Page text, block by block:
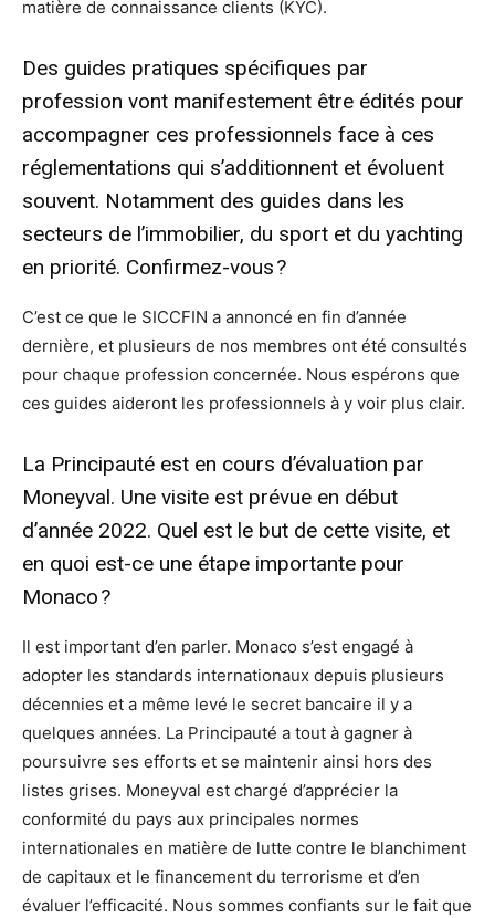
matière de connaissance clients (KYC).
Des guides pratiques spécifiques par
profession vont manifestement être édités pour
accompagner ces professionnels face à ces
réglementations qui s’additionnent et évoluent
souvent. Notamment des guides dans les
secteurs de l’immobilier, du sport et du yachting
en priorité. Confirmez-vous ?
C’est ce que le SICCFIN a annoncé en fin d’année
dernière, et plusieurs de nos membres ont été consultés
pour chaque profession concernée. Nous espérons que
ces guides aideront les professionnels à y voir plus clair.
La Principauté est en cours d’évaluation par
Moneyval. Une visite est prévue en début
d’année 2022. Quel est le but de cette visite, et
en quoi est-ce une étape importante pour
Monaco ?
Il est important d’en parler. Monaco s’est engagé à
adopter les standards internationaux depuis plusieurs
décennies et a même levé le secret bancaire il y a
quelques années. La Principauté a tout à gagner à
poursuivre ses efforts et se maintenir ainsi hors des
listes grises. Moneyval est chargé d’apprécier la
conformité du pays aux principales normes
internationales en matière de lutte contre le blanchiment
de capitaux et le financement du terrorisme et d’en
évaluer l’efficacité. Nous sommes confiants sur le fait que